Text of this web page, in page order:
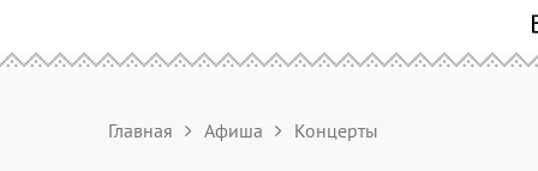
Главная Афиша Концерты